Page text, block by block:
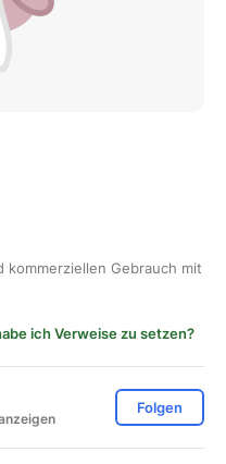
Gebrauch mit
ich Verweise zu setzen?
Folgen